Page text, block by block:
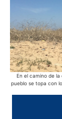
En el camino de
pueblo se topa con